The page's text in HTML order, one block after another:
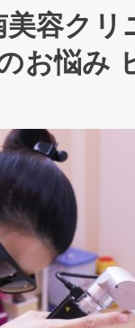
美容ク
お悩み